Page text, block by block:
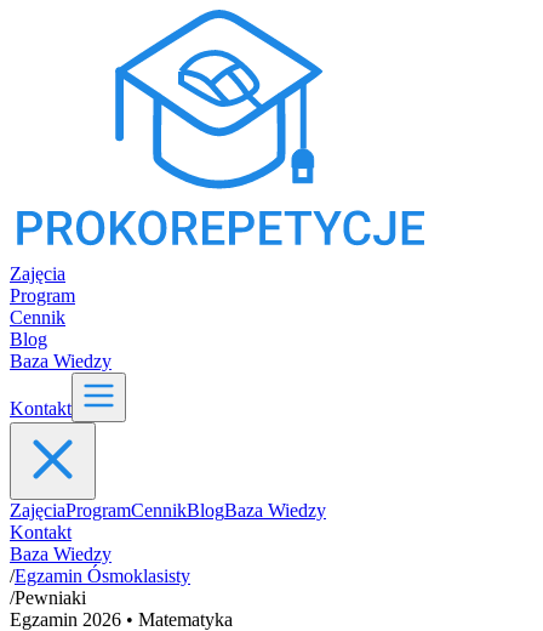
Zajęcia
Program
Cennik
Blog
Baza Wiedzy
Kontakt
ZajęciaProgramCennikBlogBaza Wiedzy
Kontakt
Baza Wiedzy
/Egzamin Ósmoklasisty
/Pewniaki
Egzamin 2026 • Matematyka